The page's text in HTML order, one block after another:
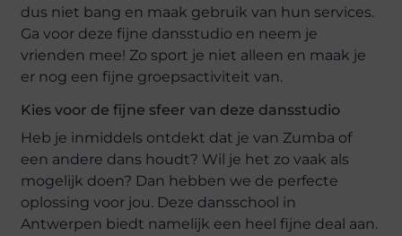
dus niet bang en maak gebruik van hun services.
Ga voor deze fijne dansstudio en neem je
vrienden mee! Zo sport je niet alleen en maak je
er nog een fijne groepsactiviteit van.
Kies voor de fijne sfeer van deze dansstudio
Heb je inmiddels ontdekt dat je van Zumba of
een andere dans houdt? Wil je het zo vaak als
mogelijk doen? Dan hebben we de perfecte
oplossing voor jou. Deze dansschool in
Antwerpen biedt namelijk een heel fijne deal aan.